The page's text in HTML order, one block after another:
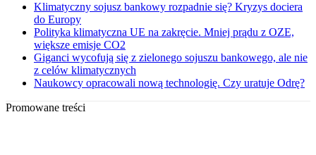
Klimatyczny sojusz bankowy rozpadnie się? Kryzys dociera
do Europy
Polityka klimatyczna UE na zakręcie. Mniej prądu z OZE,
większe emisje CO2
Giganci wycofują się z zielonego sojuszu bankowego, ale nie
z celów klimatycznych
Naukowcy opracowali nową technologię. Czy uratuje Odrę?
Promowane treści